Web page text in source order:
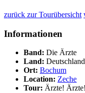
zurück zur Tourübersicht
Informationen
Band: Die Ärzte
Land: Deutschland
Ort: Bochum
Location: Zeche
Tour: Ärzte!